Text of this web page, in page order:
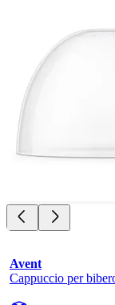
Avent
Cappuccio per